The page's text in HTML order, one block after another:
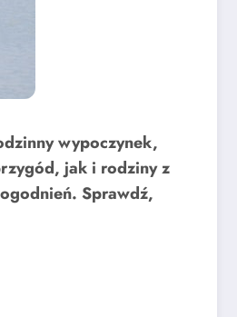
wypoczynek,
jak i rodziny z
Sprawdź,